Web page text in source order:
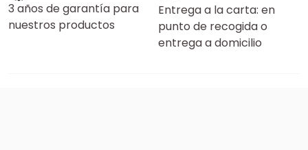
3 años de garantía para
nuestros productos
Entrega a la carta: en
punto de recogida o
entrega a domicilio